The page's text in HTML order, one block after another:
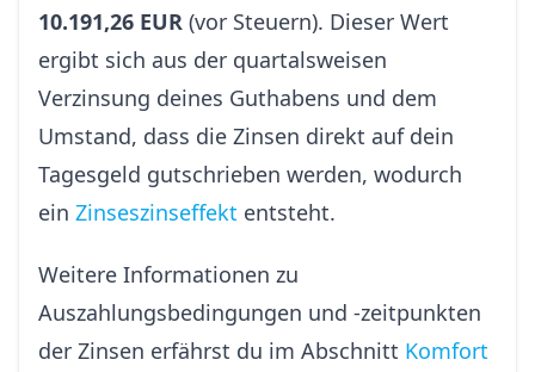
10.191,26 EUR (vor Steuern). Dieser Wert
ergibt sich aus der quartalsweisen
Verzinsung deines Guthabens und dem
Umstand, dass die Zinsen direkt auf dein
Tagesgeld gutschrieben werden, wodurch
ein Zinseszinseffekt entsteht.
Weitere Informationen zu
Auszahlungsbedingungen und -zeitpunkten
der Zinsen erfährst du im Abschnitt Komfort